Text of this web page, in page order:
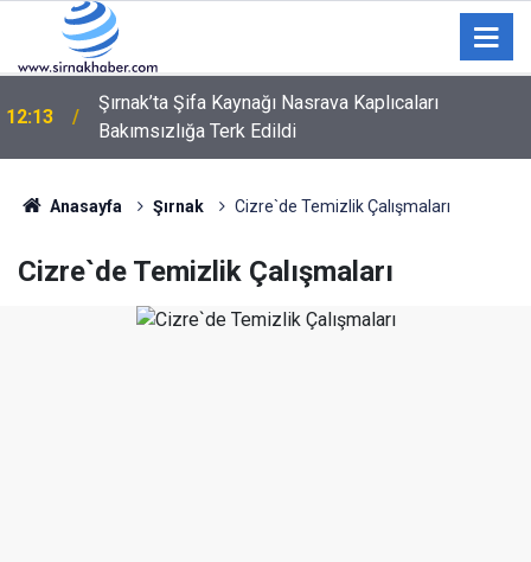
12:13
Şırnak’ta Şifa Kaynağı Nasrava Kaplıcaları
Bakımsızlığa Terk Edildi
12:04
Menteşe Uluslararası Gençlik Merkezi'nde minik
kitap kurtları buluştu
Anasayfa Şırnak Cizre`de Temizlik Çalışmaları
Cizre`de Temizlik Çalışmaları